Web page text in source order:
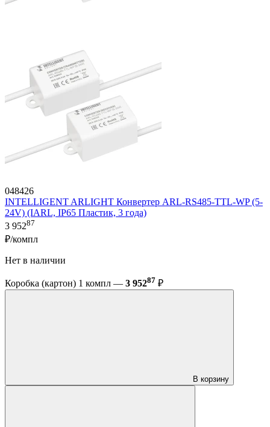
048426
INTELLIGENT ARLIGHT Конвертер ARL-RS485-TTL-WP (5-
24V) (IARL, IP65 Пластик, 3 года)
3 95287
₽/компл
Нет в наличии
Коробка (картон) 1 компл — 3 95287 ₽
В корзину